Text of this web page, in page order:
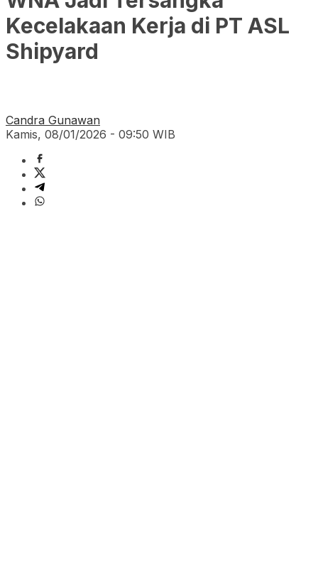
Kecelakaan Kerja di PT ASL
Shipyard
Candra Gunawan
Kamis, 08/01/2026 - 09:50 WIB